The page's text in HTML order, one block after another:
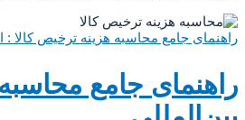
راهنمای جامع محاسبه هزینه ترخیص
راهنمای جامع